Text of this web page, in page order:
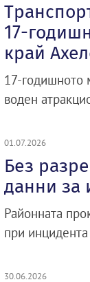
17-
край
17-годишното
воден
01.07.2026
Без
данни за
Районната
при
30.06.2026